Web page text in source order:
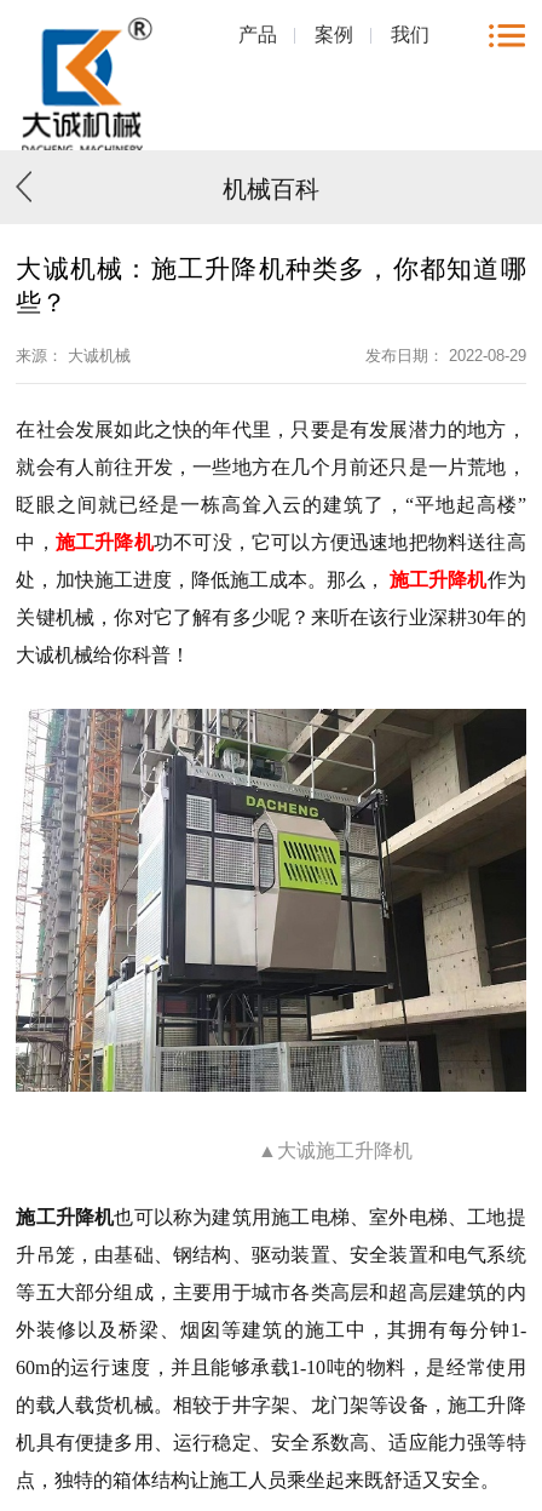
产品 案例 我们
机械百科
大诚机械：施工升降机种类多，你都知道哪
些？
来源： 大诚机械 发布日期： 2022-08-29
在社会发展如此之快的年代里，只要是有发展潜力的地方，
就会有人前往开发，一些地方在几个月前还只是一片荒地，
眨眼之间就已经是一栋高耸入云的建筑了，“平地起高楼”
中， 施工升降机功不可没，它可以方便迅速地把物料送往高
处，加快施工进度，降低施工成本。那么，施工升降机作为
关键机械，你对它了解有多少呢？来听在该行业深耕30年的
大诚机械给你科普！
▲大诚施工升降机
施工升降机也可以称为建筑用施工电梯、室外电梯、工地提
升吊笼，由基础、钢结构、驱动装置、安全装置和电气系统
等五大部分组成，主要用于城市各类高层和超高层建筑的内
外装修以及桥梁、烟囱等建筑的施工中，其拥有每分钟1-
60m的运行速度，并且能够承载1-10吨的物料，是经常使用
的载人载货机械。相较于井字架、龙门架等设备，施工升降
机具有便捷多用、运行稳定、安全系数高、适应能力强等特
点，独特的箱体结构让施工人员乘坐起来既舒适又安全。